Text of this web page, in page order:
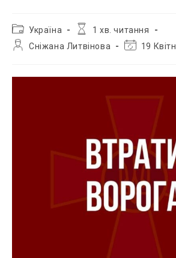
Категорія
запису:
Україна
Час
1 хв. читання
АвторСніжана Литвінова
Остання
19